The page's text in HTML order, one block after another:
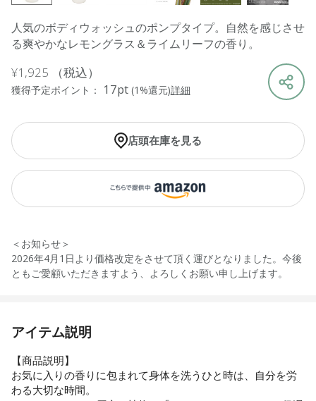
人気のボディウォッシュのポンプタイプ。自然を感じさせ
る爽やかなレモングラス＆ライムリーフの香り。
¥1,925 （税込）
獲得予定ポイント： 17pt (1%還元)詳細
店頭在庫を見る
＜お知らせ＞
2026年4月1日より価格改定をさせて頂く運びとなりました。今後
ともご愛顧いただきますよう、よろしくお願い申し上げます。
アイテム説明
【商品説明】
お気に入りの香りに包まれて身体を洗うひと時は、自分を労
わる大切な時間。